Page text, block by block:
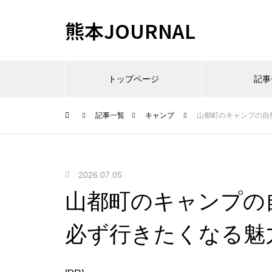
熊本JOURNAL
トップページ 記
記事一覧 キャンプ 山都町のキャンプの自
2026.07.05
山都町のキャンプ
必ず行きたくなる魅